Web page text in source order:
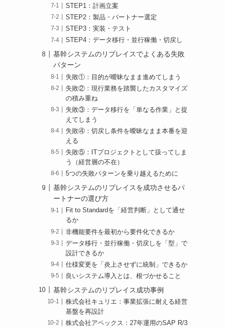
STEP1：計画立案
STEP2：製品・パートナー選定
STEP3：実装・テスト
STEP4：データ移行・並行稼働・切戻し
基幹システムのリプレイスでよくある失敗
パターン
失敗①：目的が曖昧なまま進めてしまう
失敗②：現行業務を踏襲したカスタマイズ
の積み重ね
失敗③：データ移行を「単なる作業」と捉
えてしまう
失敗④：切戻し条件を曖昧なまま本番を迎
える
失敗⑤：ITプロジェクトとして扱ってしま
う（経営層の不在）
5つの失敗パターンを乗り越えるために
基幹システムのリプレイスを成功させるパ
ートナーの選び方
Fit to Standardを「経営判断」として通せ
るか
非機能要件を最初から要件化できるか
データ移行・並行稼働・切戻しを「型」で
設計できるか
仕様変更を「炎上させずに統制」できるか
良いシステム導入とは、根づかせること
基幹システムのリプレイス成功事例
株式会社キュリエ：事業拡張に耐える経営
基盤を再設計
株式会社アペックス：27年運用のSAP R/3